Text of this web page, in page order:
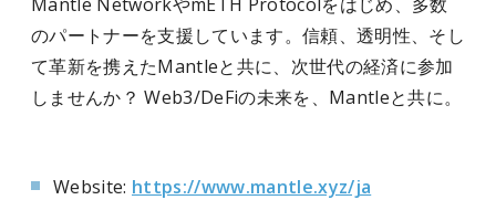
のパートナーを支援しています。信頼、透明性、そし
て革新を携えたMantleと共に、次世代の経済に参加
しませんか？ Web3/DeFiの未来を、Mantleと共に。
Website: https://www.mantle.xyz/ja